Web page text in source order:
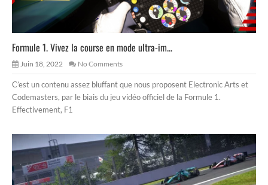
Formule 1. Vivez la course en mode ultra-im...
Juin 18, 2022 No Comments
C’est un contenu assez bluffant que nous proposent Electronic Arts et
Codemasters, par le biais du jeu vidéo officiel de la Formule 1.
Effectivement, F1